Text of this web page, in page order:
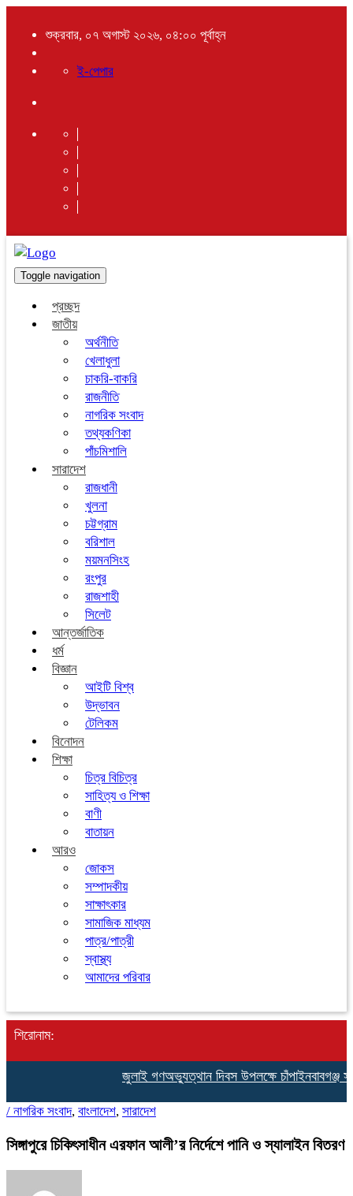
শুক্রবার, ০৭ অগাস্ট ২০২৬, ০৪:০০ পূর্বাহ্ন
ই-পেপার
Toggle navigation
প্রচ্ছদ
জাতীয়
অর্থনীতি
খেলাধুলা
চাকরি-বাকরি
রাজনীতি
নাগরিক সংবাদ
তথ্যকণিকা
পাঁচমিশালি
সারাদেশ
রাজধানী
খুলনা
চট্টগ্রাম
বরিশাল
ময়মনসিংহ
রংপুর
রাজশাহী
সিলেট
আন্তর্জাতিক
ধর্ম
বিজ্ঞান
আইটি বিশ্ব
উদ্ভাবন
টেলিকম
বিনোদন
শিক্ষা
চিত্র বিচিত্র
সাহিত্য ও শিক্ষা
বাণী
বাতায়ন
আরও
জোকস
সম্পাদকীয়
সাক্ষাৎকার
সামাজিক মাধ্যম
পাত্র/পাত্রী
স্বাস্থ্য
আমাদের পরিবার
শিরোনাম:
জুলাই গণঅভ্যুত্থান দিবস উপলক্ষে চাঁপাইনবাবগঞ্জ
/ নাগরিক সংবাদ, বাংলাদেশ, সারাদেশ
সিঙ্গাপুরে চিকিৎসাধীন এরফান আলী’র নির্দেশে পানি ও স্যালাইন বিতরণ